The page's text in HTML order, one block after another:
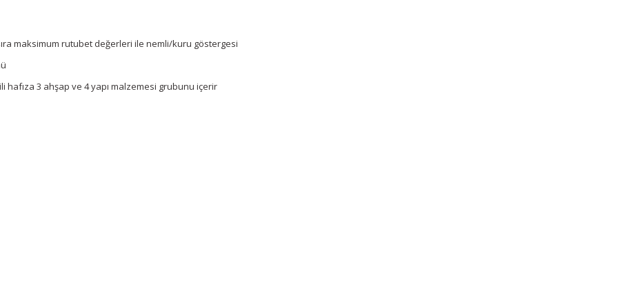
maksimum rutubet değerleri ile nemli/kuru göstergesi
3 ahşap ve 4 yapı malzemesi grubunu içerir